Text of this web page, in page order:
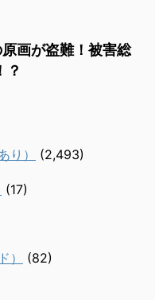
原画が盗難！被害総
？
り）
(2,493)
(17)
(82)